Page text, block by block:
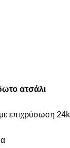
ατσάλι
με επιχρύσωση 24k